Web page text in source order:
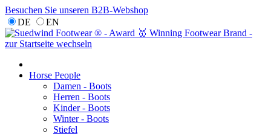
Besuchen Sie unseren B2B-Webshop
DE
EN
Horse People
Damen - Boots
Herren - Boots
Kinder - Boots
Winter - Boots
Stiefel